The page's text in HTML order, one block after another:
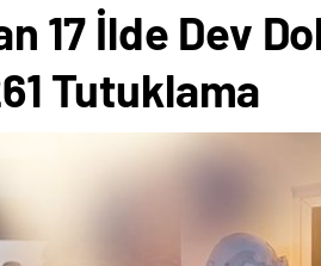
17 İlde Dev
Tutuklama